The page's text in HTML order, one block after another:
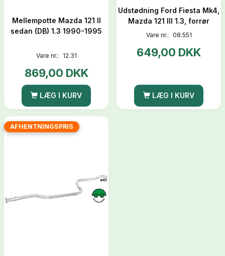
Mellempotte Mazda 121 II
sedan (DB) 1.3 1990-1995
Vare nr.: 12.31
869,00 DKK
LÆG I KURV
Udstødning Ford Fiesta Mk4,
Mazda 121 III 1.3, forrør
Vare nr.: 08.551
649,00 DKK
LÆG I KURV
AFHENTNINGSPRIS